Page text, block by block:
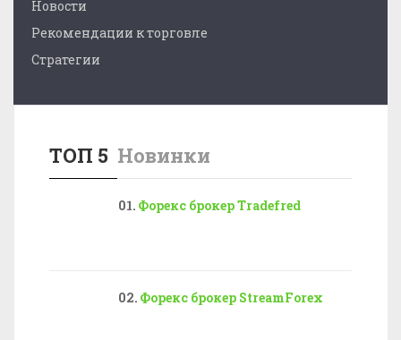
Новости
Рекомендации к торговле
Стратегии
ТОП 5 Новинки
Форекс брокер Tradefred
Форекс брокер StreamForex